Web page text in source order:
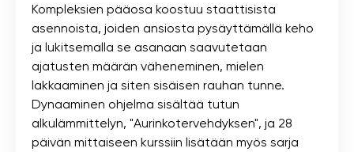
Kompleksien pääosa koostuu staattisista
asennoista, joiden ansiosta pysäyttämällä keho
ja lukitsemalla se asanaan saavutetaan
ajatusten määrän väheneminen, mielen
lakkaaminen ja siten sisäisen rauhan tunne.
Dynaaminen ohjelma sisältää tutun
alkulämmittelyn, "Aurinkotervehdyksen", ja 28
päivän mittaiseen kurssiin lisätään myös sarja